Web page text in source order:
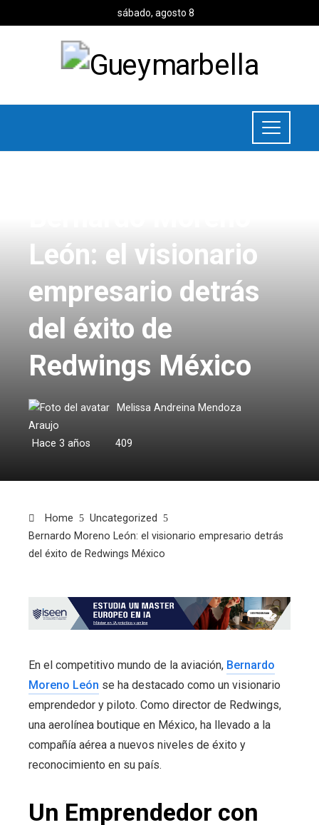
sábado, agosto 8
León: el visionario
empresario detrás
del éxito de
Redwings México
Melissa Andreina Mendoza
Araujo
Hace 3 años
409
Home
Uncategorized
Bernardo Moreno León: el visionario empresario detrás
del éxito de Redwings México
En el competitivo mundo de la aviación, Bernardo
Moreno León se ha destacado como un visionario
emprendedor y piloto. Como director de Redwings,
una aerolínea boutique en México, ha llevado a la
compañía aérea a nuevos niveles de éxito y
reconocimiento en su país.
Un Emprendedor con